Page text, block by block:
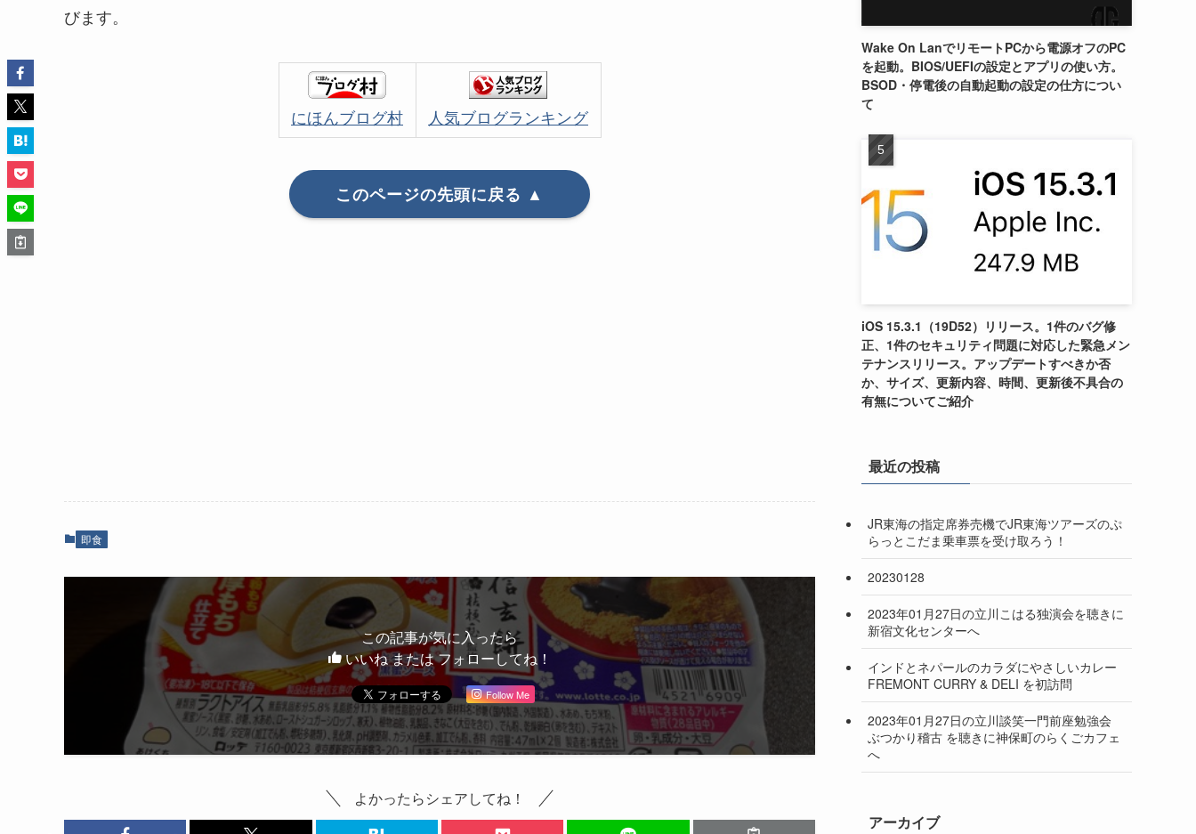
びます。
にほんブログ村 人気ブログランキング
このページの先頭に戻る ▲
即食
この記事が気に入ったら
いいね または フォローしてね！
Follow Me
よかったらシェアしてね！
Wake On LanでリモートPCから電源オフのPC
を起動。BIOS/UEFIの設定とアプリの使い方。
BSOD・停電後の自動起動の設定の仕方につい
て
iOS 15.3.1（19D52）リリース。1件のバグ修
正、1件のセキュリティ問題に対応した緊急メン
テナンスリリース。アップデートすべきか否
か、サイズ、更新内容、時間、更新後不具合の
有無についてご紹介
最近の投稿
JR東海の指定席券売機でJR東海ツアーズのぷ
らっとこだま乗車票を受け取ろう！
20230128
2023年01月27日の立川こはる独演会を聴きに
新宿文化センターへ
インドとネパールのカラダにやさしいカレー
FREMONT CURRY & DELI を初訪問
2023年01月27日の立川談笑一門前座勉強会
ぶつかり稽古 を聴きに神保町のらくごカフェ
へ
アーカイブ